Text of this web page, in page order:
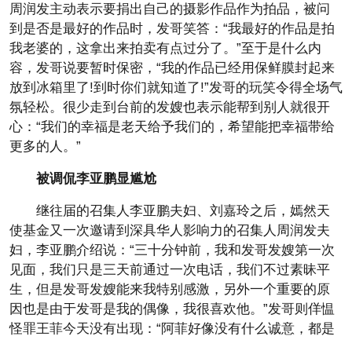
周润发主动表示要捐出自己的摄影作品作为拍品，被问
到是否是最好的作品时，发哥笑答：“我最好的作品是拍
我老婆的，这拿出来拍卖有点过分了。”至于是什么内
容，发哥说要暂时保密，“我的作品已经用保鲜膜封起来
放到冰箱里了!到时你们就知道了!”发哥的玩笑令得全场气
氛轻松。很少走到台前的发嫂也表示能帮到别人就很开
心：“我们的幸福是老天给予我们的，希望能把幸福带给
更多的人。”
被调侃李亚鹏显尴尬
继往届的召集人李亚鹏夫妇、刘嘉玲之后，嫣然天
使基金又一次邀请到深具华人影响力的召集人周润发夫
妇，李亚鹏介绍说：“三十分钟前，我和发哥发嫂第一次
见面，我们只是三天前通过一次电话，我们不过素昧平
生，但是发哥发嫂能来我特别感激，另外一个重要的原
因也是由于发哥是我的偶像，我很喜欢他。”发哥则佯愠
怪罪王菲今天没有出现：“阿菲好像没有什么诚意，都是